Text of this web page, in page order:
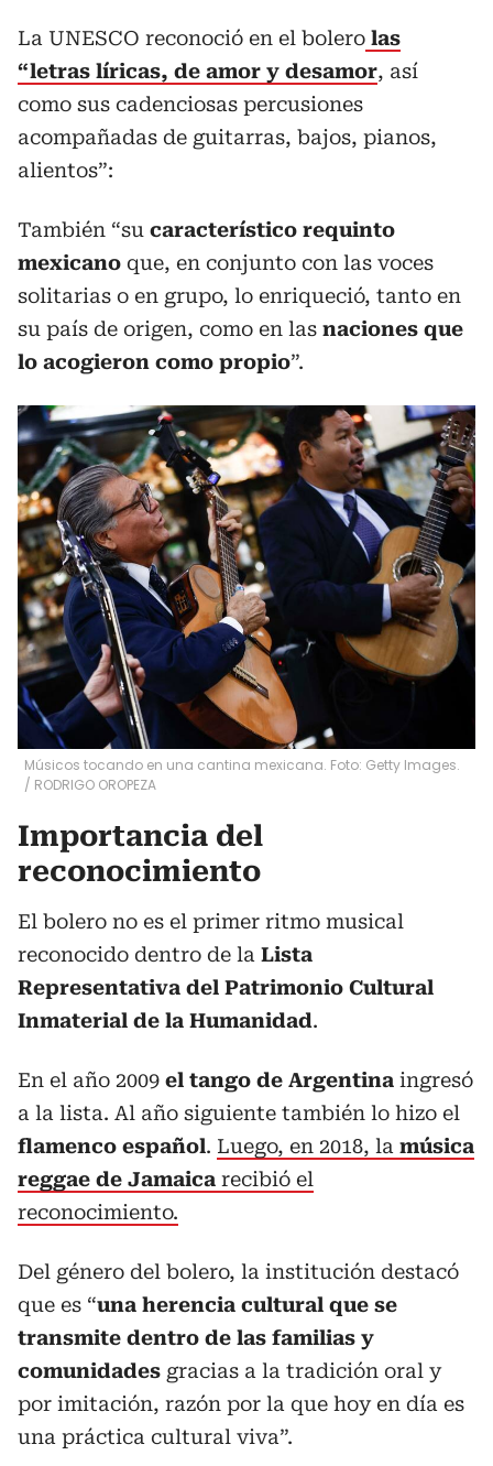
La UNESCO reconoció en el bolero las
“letras líricas, de amor y desamor, así
como sus cadenciosas percusiones
acompañadas de guitarras, bajos, pianos,
alientos”:
También “su característico requinto
mexicano que, en conjunto con las voces
solitarias o en grupo, lo enriqueció, tanto en
su país de origen, como en las naciones que
lo acogieron como propio”.
Músicos tocando en una cantina mexicana. Foto: Getty Images.
/ RODRIGO OROPEZA
Importancia del
reconocimiento
El bolero no es el primer ritmo musical
reconocido dentro de la Lista
Representativa del Patrimonio Cultural
Inmaterial de la Humanidad.
En el año 2009 el tango de Argentina ingresó
a la lista. Al año siguiente también lo hizo el
flamenco español. Luego, en 2018, la música
reggae de Jamaica recibió el
reconocimiento.
Del género del bolero, la institución destacó
que es “una herencia cultural que se
transmite dentro de las familias y
comunidades gracias a la tradición oral y
por imitación, razón por la que hoy en día es
una práctica cultural viva”.